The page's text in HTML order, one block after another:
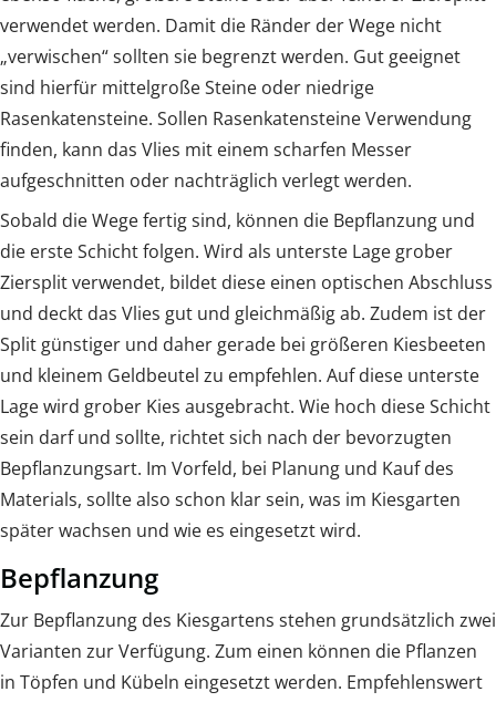
verwendet werden. Damit die Ränder der Wege nicht
„verwischen“ sollten sie begrenzt werden. Gut geeignet
sind hierfür mittelgroße Steine oder niedrige
Rasenkatensteine. Sollen Rasenkatensteine Verwendung
finden, kann das Vlies mit einem scharfen Messer
aufgeschnitten oder nachträglich verlegt werden.
Sobald die Wege fertig sind, können die Bepflanzung und
die erste Schicht folgen. Wird als unterste Lage grober
Ziersplit verwendet, bildet diese einen optischen Abschluss
und deckt das Vlies gut und gleichmäßig ab. Zudem ist der
Split günstiger und daher gerade bei größeren Kiesbeeten
und kleinem Geldbeutel zu empfehlen. Auf diese unterste
Lage wird grober Kies ausgebracht. Wie hoch diese Schicht
sein darf und sollte, richtet sich nach der bevorzugten
Bepflanzungsart. Im Vorfeld, bei Planung und Kauf des
Materials, sollte also schon klar sein, was im Kiesgarten
später wachsen und wie es eingesetzt wird.
Bepflanzung
Zur Bepflanzung des Kiesgartens stehen grundsätzlich zwei
Varianten zur Verfügung. Zum einen können die Pflanzen
in Töpfen und Kübeln eingesetzt werden. Empfehlenswert